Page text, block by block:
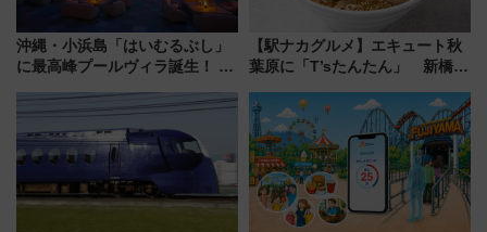
沖縄・小浜島「はいむるぶし」
に最高峰プールヴィラ誕生！ 石
美旅「何もしない贅沢」を体験
してみない？
【駅ナカグルメ】エキュート秋
葉原に「T’sたんたん」 新橋に
饅」、オムライス専門店「肉と
たまご」新グルメ続々登場！
【2026年8月】